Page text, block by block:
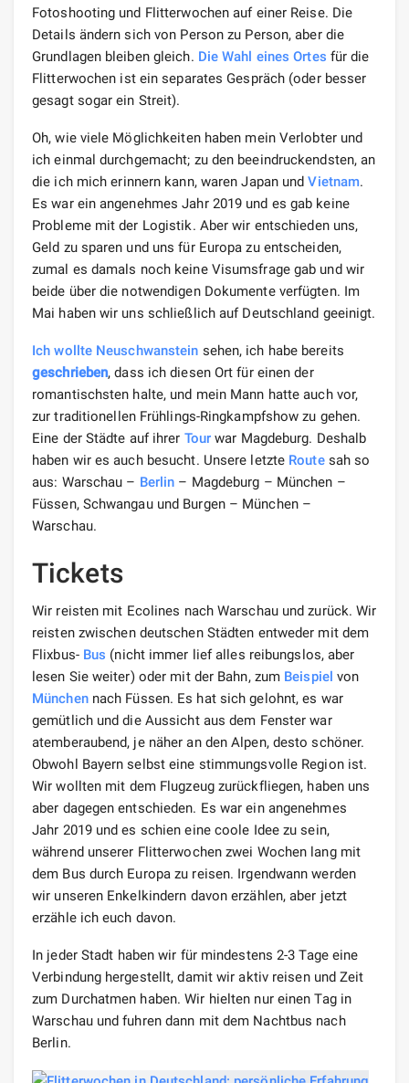
Fotoshooting und Flitterwochen auf einer Reise. Die
Details ändern sich von Person zu Person, aber die
Grundlagen bleiben gleich. Die Wahl eines Ortes für die
Flitterwochen ist ein separates Gespräch (oder besser
gesagt sogar ein Streit).
Oh, wie viele Möglichkeiten haben mein Verlobter und
ich einmal durchgemacht; zu den beeindruckendsten, an
die ich mich erinnern kann, waren Japan undVietnam.
Es war ein angenehmes Jahr 2019 und es gab keine
Probleme mit der Logistik. Aber wir entschieden uns,
Geld zu sparen und uns für Europa zu entscheiden,
zumal es damals noch keine Visumsfrage gab und wir
beide über die notwendigen Dokumente verfügten. Im
Mai haben wir uns schließlich auf Deutschland geeinigt.
Ich wollte Neuschwanstein sehen, ich habe bereits
geschrieben, dass ich diesen Ort für einen der
romantischsten halte, und mein Mann hatte auch vor,
zur traditionellen Frühlings-Ringkampfshow zu gehen.
Eine der Städte auf ihrer Tour war Magdeburg. Deshalb
haben wir es auch besucht. Unsere letzte Routesah so
aus: Warschau – Berlin – Magdeburg – München –
Füssen, Schwangau und Burgen – München –
Warschau.
Tickets
Wir reisten mit Ecolines nach Warschau und zurück. Wir
reisten zwischen deutschen Städten entweder mit dem
Flixbus- Bus (nicht immer lief alles reibungslos, aber
lesen Sie weiter) oder mit der Bahn, zum Beispiel von
Münchennach Füssen. Es hat sich gelohnt, es war
gemütlich und die Aussicht aus dem Fenster war
atemberaubend, je näher an den Alpen, desto schöner.
Obwohl Bayern selbst eine stimmungsvolle Region ist.
Wir wollten mit dem Flugzeug zurückfliegen, haben uns
aber dagegen entschieden. Es war ein angenehmes
Jahr 2019 und es schien eine coole Idee zu sein,
während unserer Flitterwochen zwei Wochen lang mit
dem Bus durch Europa zu reisen. Irgendwann werden
wir unseren Enkelkindern davon erzählen, aber jetzt
erzähle ich euch davon.
In jeder Stadt haben wir für mindestens 2-3 Tage eine
Verbindung hergestellt, damit wir aktiv reisen und Zeit
zum Durchatmen haben. Wir hielten nur einen Tag in
Warschau und fuhren dann mit dem Nachtbus nach
Berlin.